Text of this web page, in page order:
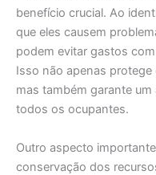
benefício crucial. Ao
que eles causem
podem evitar gastos
Isso não apenas
mas também garante
todos os ocupantes.
Outro aspecto
conservação dos